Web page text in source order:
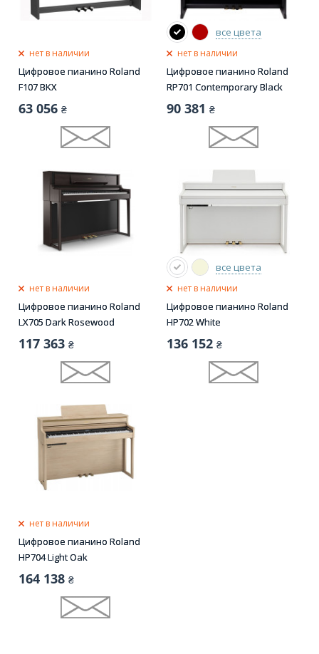
нет в наличии
Цифровое пианино Roland
F107 BKX
63 056 ₴
все цвета
нет в наличии
Цифровое пианино Roland
RP701 Contemporary Black
90 381 ₴
нет в наличии
Цифровое пианино Roland
LX705 Dark Rosewood
117 363 ₴
все цвета
нет в наличии
Цифровое пианино Roland
HP702 White
136 152 ₴
нет в наличии
Цифровое пианино Roland
HP704 Light Oak
164 138 ₴